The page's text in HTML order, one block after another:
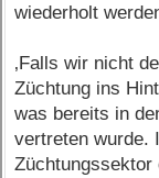
wiederholt
‚Falls wir nicht
Züchtung ins
was bereits in
vertreten wurde.
Züchtungssektor